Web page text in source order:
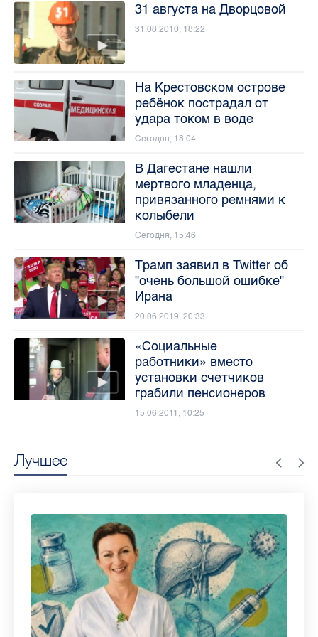
Лучшее
31 августа на Дворцовой
31.08.2010, 18:22
На Крестовском острове
ребёнок пострадал от
удара током в воде
Сегодня, 18:04
В Дагестане нашли
мертвого младенца,
привязанного ремнями к
колыбели
Сегодня, 15:46
Трамп заявил в Twitter об
"очень большой ошибке"
Ирана
20.06.2019, 20:33
«Социальные
работники» вместо
установки счетчиков
грабили пенсионеров
15.06.2011, 10:25